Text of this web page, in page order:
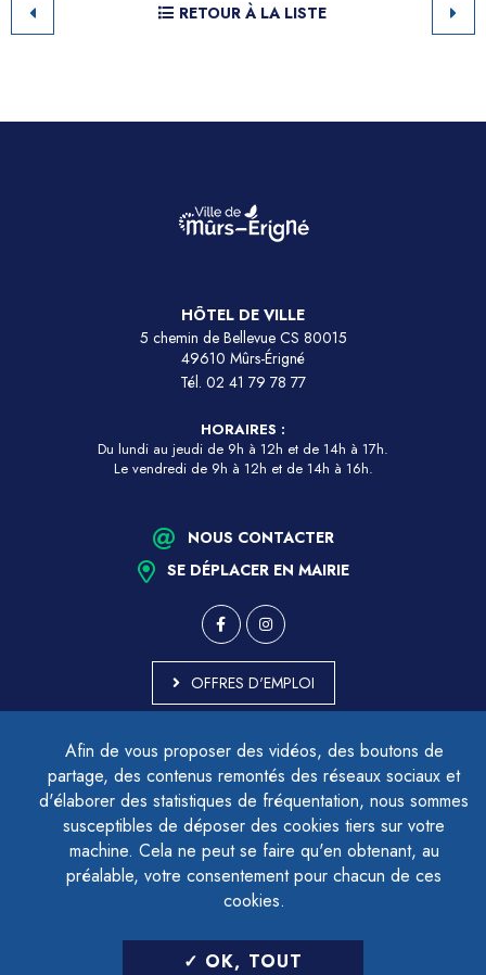
Afin de vous proposer des vidéos, des boutons de
partage, des contenus remontés des réseaux sociaux et
d'élaborer des statistiques de fréquentation, nous sommes
susceptibles de déposer des cookies tiers sur votre
machine. Cela ne peut se faire qu'en obtenant, au
préalable, votre consentement pour chacun de ces
cookies.
OK, TOUT
RETOUR À LA LISTE
HÔTEL DE VILLE
5 chemin de Bellevue CS 80015
49610 Mûrs-Érigné
Tél. 02 41 79 78 77
HORAIRES :
Du lundi au jeudi de 9h à 12h et de 14h à 17h.
Le vendredi de 9h à 12h et de 14h à 16h.
NOUS CONTACTER
SE DÉPLACER EN MAIRIE
OFFRES D'EMPLOI
ACCESSIBILITÉ - PARTIELLEMENT CONFORME
PLAN DU SITE
MENTIONS LÉGALES
CONTACTER LE DÉLÉGUÉ À LA PROTECTION DES DONNÉES
GESTION DES COOKIES
LETTRE D'INFORMATION